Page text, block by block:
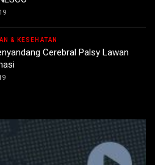
& KESEHATAN
Cerebral Palsy Lawan